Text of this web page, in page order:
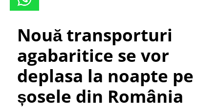
Nouă transporturi
agabaritice se vor
deplasa la noapte pe
șosele din România